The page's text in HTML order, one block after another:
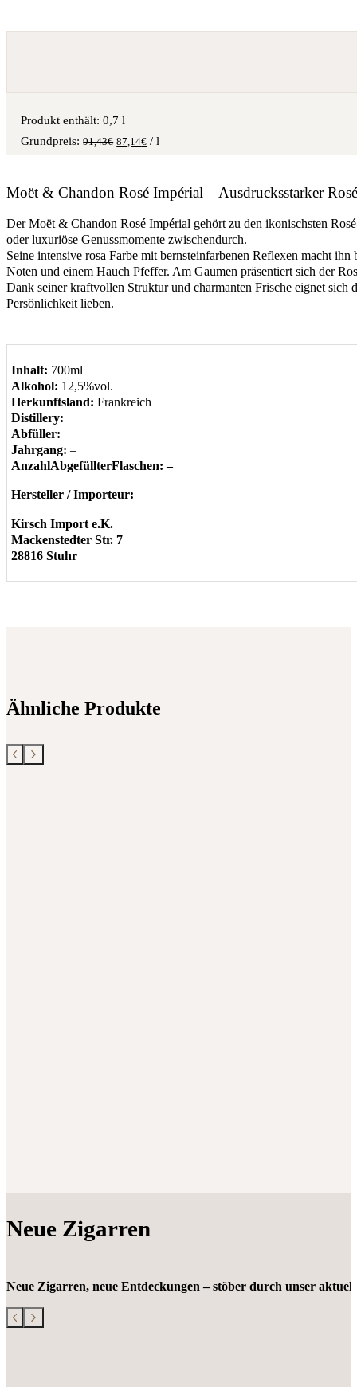
Produkt enthält: 0,7l
91,43€ 87,14€ /l
Moët & Chandon Rosé Impérial – Ausdrucksstarker
Der Moët & Chandon Rosé Impérial gehört zu den ikonischsten
oder luxuriöse Genussmomente zwischendurch.
Seine intensive rosa Farbe mit bernsteinfarbenen Reflexen macht
Noten und einem Hauch Pfeffer. Am Gaumen präsentiert sich der
Dank seiner kraftvollen Struktur und charmanten Frische eignet
Persönlichkeit lieben.
Inhalt: 700ml
Alkohol: 12,5%vol.
Herkunftsland: Frankreich
Distillery:
Abfüller:
Jahrgang: –
AnzahlAbgefüllterFlaschen: –
Hersteller / Importeur:
Kirsch Import e.K.
Mackenstedter Str. 7
28816 Stuhr
Ähnliche Produkte
Neue Zigarren
Neue Zigarren, neue Entdeckungen – stöber durch unser